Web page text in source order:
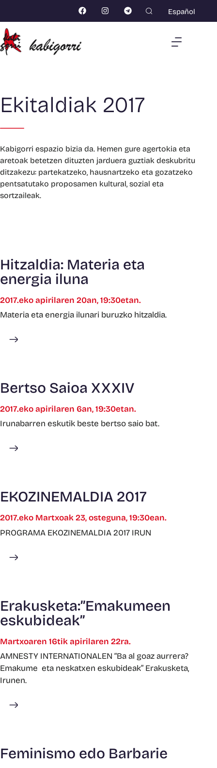
Español
Ekitaldiak 2017
Kabigorri espazio bizia da. Hemen gure agertokia eta
aretoak betetzen dituzten jarduera guztiak deskubritu
ditzakezu: partekatzeko, hausnartzeko eta gozatzeko
pentsatutako proposamen kultural, sozial eta
sortzaileak.
Hitzaldia: Materia eta
energia iluna
2017.eko apirilaren 20an, 19:30etan.
Materia eta energia ilunari buruzko hitzaldia.
Gehiago ikusi
Bertso Saioa XXXIV
2017.eko apirilaren 6an, 19:30etan.
Irunabarren eskutik beste bertso saio bat.
Gehiago ikusi
EKOZINEMALDIA 2017
2017.eko Martxoak 23, osteguna, 19:30ean.
PROGRAMA EKOZINEMALDIA 2017 IRUN
Gehiago ikusi
Erakusketa:”Emakumeen
eskubideak”
Martxoaren 16tik apirilaren 22ra.
AMNESTY INTERNATIONALEN “Ba al goaz aurrera?
Emakume eta neskatxen eskubideak” Erakusketa,
Irunen.
Gehiago ikusi
Feminismo edo Barbarie